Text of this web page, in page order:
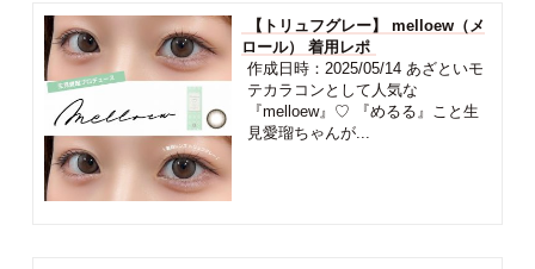
【トリュフグレー】 melloew（メ
ロール） 着用レポ
作成日時：2025/05/14 あざといモ
テカラコンとして人気な
『melloew』♡ 『めるる』こと生
見愛瑠ちゃんが...